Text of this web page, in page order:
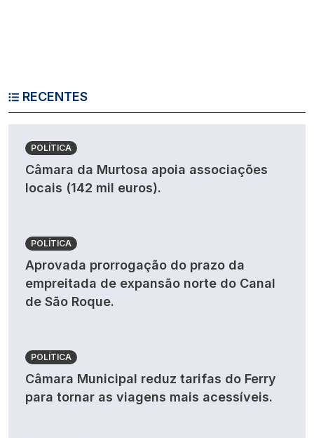
RECENTES
POLÍTICA
Câmara da Murtosa apoia associações
locais (142 mil euros).
POLÍTICA
Aprovada prorrogação do prazo da
empreitada de expansão norte do Canal
de São Roque.
POLÍTICA
Câmara Municipal reduz tarifas do Ferry
para tornar as viagens mais acessíveis.